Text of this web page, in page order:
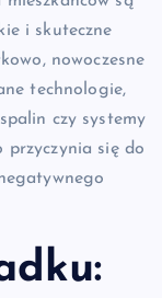
i skuteczne
nowoczesne
technologie,
czy systemy
przyczynia się do